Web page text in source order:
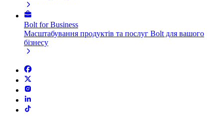
Bolt for Business
Масштабування продуктів та послуг Bolt для вашого
бізнесу